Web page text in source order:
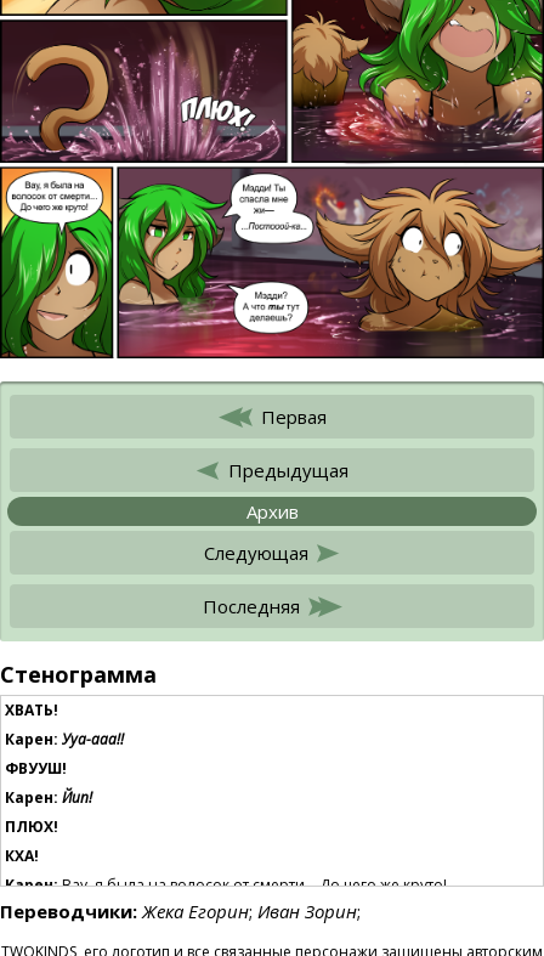
Первая
Предыдущая
Архив
Следующая
Последняя
Стенограмма
ХВАТЬ!
Карен: Ууа-ааа!!
ФВУУШ!
Карен: Йип!
ПЛЮХ!
КХА!
Карен:Вау, я была на волосок от смерти… До чего же круто!
Карен:Мэдди! Ты спасла мне жи—…Постооой-ка…
Карен:Мэдди? А что
Переводчики: Жека Егорин; Иван Зорин;
TWOKINDS, его логотип и все связанные персонажи защищены авторским